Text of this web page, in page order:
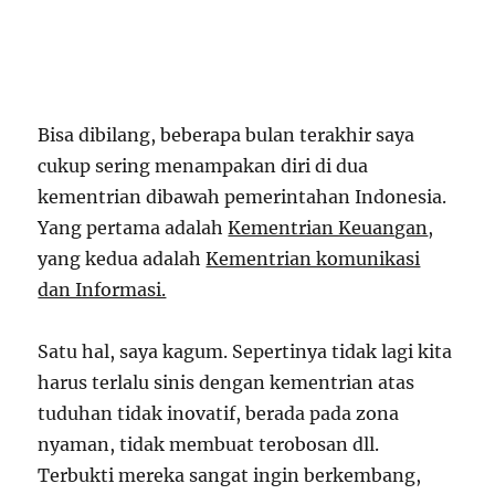
Bisa dibilang, beberapa bulan terakhir saya
cukup sering menampakan diri di dua
kementrian dibawah pemerintahan Indonesia.
Yang pertama adalahKementrian Keuangan,
yang kedua adalahKementrian komunikasi
dan Informasi.
Satu hal, saya kagum. Sepertinya tidak lagi kita
harus terlalu sinis dengan kementrian atas
tuduhan tidak inovatif, berada pada zona
nyaman, tidak membuat terobosan dll.
Terbukti mereka sangat ingin berkembang,